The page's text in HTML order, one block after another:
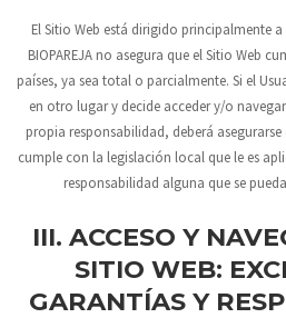
El Sitio Web está dirigido principalmente a
BIOPAREJA no asegura que el Sitio Web
países, ya sea total o parcialmente. Si el
en otro lugar y decide acceder y/o
propia responsabilidad, deberá
cumple con la legislación local que le es
responsabilidad alguna que se
III. ACCESO Y
SITIO WEB:
GARANTÍAS Y